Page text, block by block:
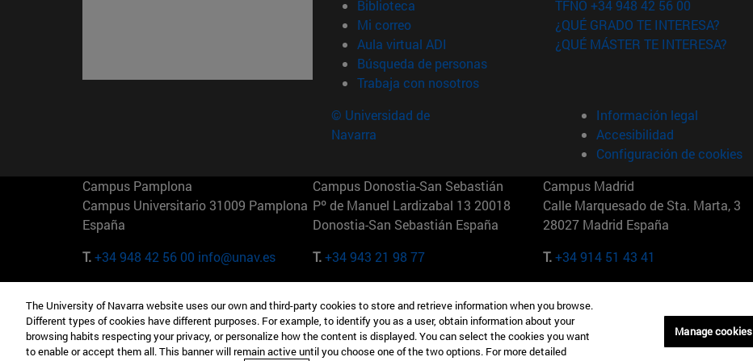
Biblioteca (abre en nueva ventana)
Mi correo(abre en nueva ventana)
Aula virtual ADI (abre en nueva ventana)
Búsqueda de personas(abre en nueva ventana)
Trabaja con nosotros(abre en nueva ventana)
TFNO +34 948 42 56 00
¿QUÉ GRADO TE INTERESA?
¿QUÉ MÁSTER TE INTERESA?
© Universidad de
Navarra
Información legal
Accesibilidad
Configuración de cookies
Campus Pamplona
Campus Universitario 31009 Pamplona
España
T.+34 948 42 56 00 info@unav.es
Campus Donostia-San Sebastián
Pº de Manuel Lardizabal 13 20018
Donostia-San Sebastián España
T.+34 943 21 98 77
Campus Madrid
Calle Marquesado de Sta. Marta, 3
28027 Madrid España
T.+34 914 51 43 41
Camino del Cerro Águila 3 28023
Madrid España
165 W 57th St 10019-2201 Nueva York
EE.UU
Maria-Theresia-Straße 15 81675
Múnich Alemania
The University of Navarra website uses our own and third-party cookies to store and retrieve information when you browse.
Different types of cookies have different purposes. For example, to identify you as a user, obtain information about your
browsing habits respecting your privacy, or personalize how the content is displayed. You can select the cookies you want
to enable or accept them all. This banner will remain active until you choose one of the two options. For more detailed
Manage cookies